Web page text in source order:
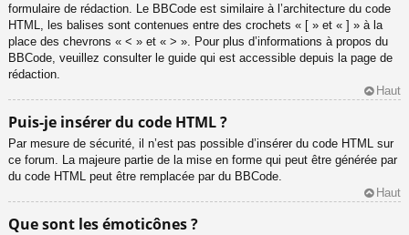
formulaire de rédaction. Le BBCode est similaire à l’architecture du code
HTML, les balises sont contenues entre des crochets « [ » et « ] » à la
place des chevrons « < » et « > ». Pour plus d’informations à propos du
BBCode, veuillez consulter le guide qui est accessible depuis la page de
rédaction.
Haut
Puis-je insérer du code HTML ?
Par mesure de sécurité, il n’est pas possible d’insérer du code HTML sur
ce forum. La majeure partie de la mise en forme qui peut être générée par
du code HTML peut être remplacée par du BBCode.
Haut
Que sont les émoticônes ?